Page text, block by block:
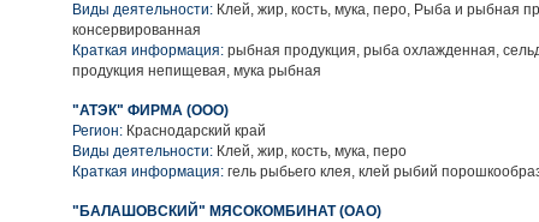
Виды деятельности: Клей, жир, кость, мука, перо, Рыба и рыбная
консервированная
Краткая информация: рыбная продукция, рыба охлажденная,
продукция непищевая, мука рыбная
"АТЭК" ФИРМА (ООО)
Регион: Краснодарский край
Виды деятельности: Клей, жир, кость, мука, перо
Краткая информация: гель рыбьего клея, клей рыбий
"БАЛАШОВСКИЙ" МЯСОКОМБИНАТ (ОАО)